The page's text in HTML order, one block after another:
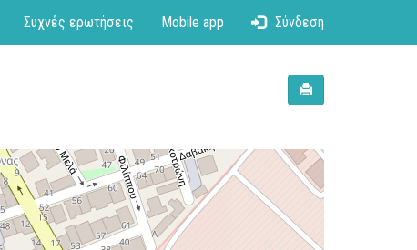
Συχνές ερωτήσεις Mobile app Σύνδεση